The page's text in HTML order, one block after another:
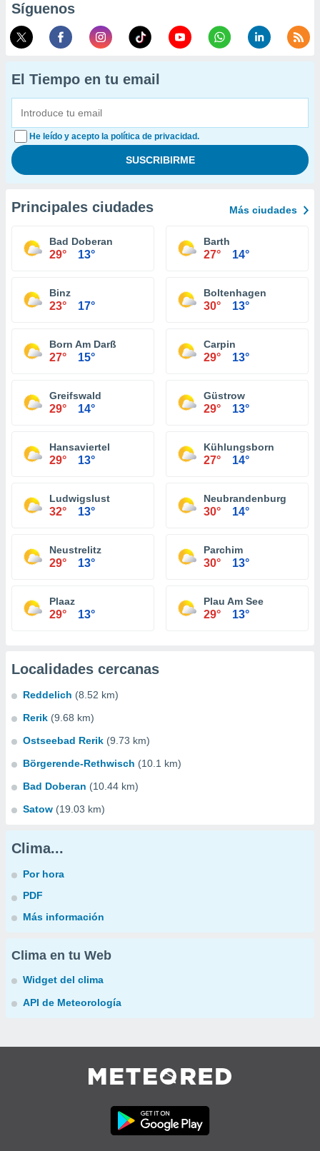
Síguenos
El Tiempo en tu email
He leído y acepto la política de privacidad.
Principales ciudades Más ciudades
Bad Doberan
29° 13°
Barth
27° 14°
Binz
23° 17°
Boltenhagen
30° 13°
Born Am Darß
27° 15°
Carpin
29° 13°
Greifswald
29° 14°
Güstrow
29° 13°
Hansaviertel
29° 13°
Kühlungsborn
27° 14°
Ludwigslust
32° 13°
Neubrandenburg
30° 14°
Neustrelitz
29° 13°
Parchim
30° 13°
Plaaz
29° 13°
Plau Am See
29° 13°
Localidades cercanas
Reddelich (8.52 km)
Rerik (9.68 km)
Ostseebad Rerik (9.73 km)
Börgerende-Rethwisch (10.1 km)
Bad Doberan (10.44 km)
Satow (19.03 km)
Clima...
Por hora
PDF
Más información
Clima en tu Web
Widget del clima
API de Meteorología